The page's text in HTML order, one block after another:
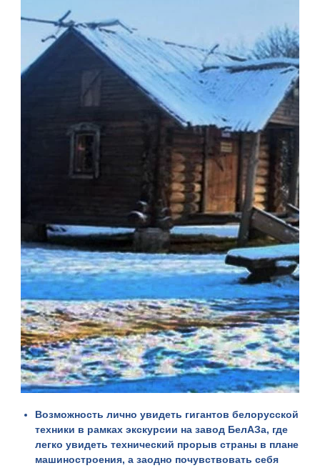
Возможность лично увидеть гигантов белорусской
техники в рамкахэкскурсии на завод БелАЗа, где
легко увидеть технический прорыв страны в плане
машиностроения, а заодно почувствовать себя